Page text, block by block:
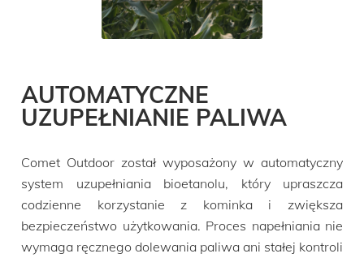
AUTOMATYCZNE
UZUPEŁNIANIE PALIWA
Comet Outdoor został wyposażony w automatyczny
system uzupełniania bioetanolu, który upraszcza
codzienne korzystanie z kominka i zwiększa
bezpieczeństwo użytkowania. Proces napełniania nie
wymaga ręcznego dolewania paliwa ani stałej kontroli